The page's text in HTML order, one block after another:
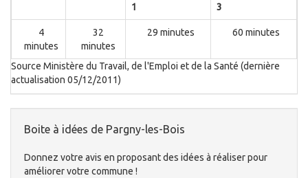
1
3
4
minutes
32
minutes
29 minutes 60 minutes
Source Ministère du Travail, de l'Emploi et de la Santé (dernière
actualisation 05/12/2011)
Boite à idées de Pargny-les-Bois
Donnez votre avis en proposant des idées à réaliser pour
améliorer votre commune !